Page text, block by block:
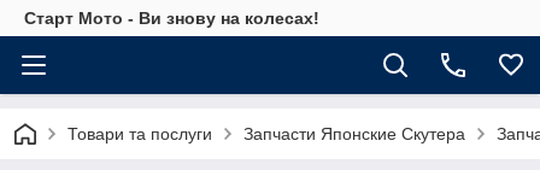
Старт Мото - Ви знову на колесах!
Товари та послуги Запчасти Японские Скутера